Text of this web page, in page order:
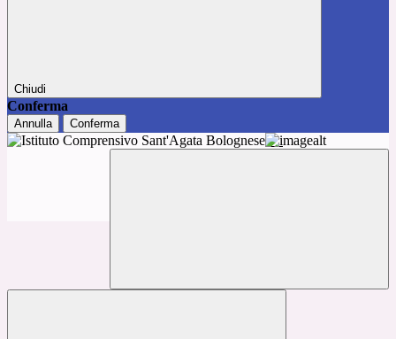
Chiudi
Conferma
Annulla Conferma